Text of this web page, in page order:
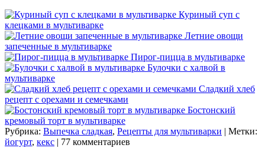
Куриный суп с
клецками в мультиварке
Летние овощи
запеченные в мультиварке
Пирог-пицца в мультиварке
Булочки с халвой в
мультиварке
Сладкий хлеб
рецепт с орехами и семечками
Бостонский
кремовый торт в мультиварке
Рубрика: Выпечка сладкая, Рецепты для мультиварки | Метки:
йогурт, кекс | 77 комментариев